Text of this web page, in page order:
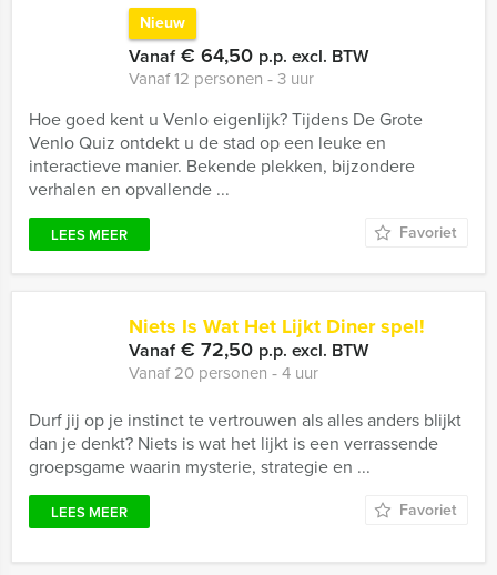
Nieuw
Vanaf€ 64,50 p.p. excl. BTW
Vanaf 12 personen ‐ 3 uur
Hoe goed kent u Venlo eigenlijk? Tijdens De Grote
Venlo Quiz ontdekt u de stad op een leuke en
interactieve manier. Bekende plekken, bijzondere
verhalen en opvallende ...
LEES MEER Favoriet
Niets Is Wat Het Lijkt Diner spel!
Vanaf€ 72,50 p.p. excl. BTW
Vanaf 20 personen ‐ 4 uur
Durf jij op je instinct te vertrouwen als alles anders blijkt
dan je denkt? Niets is wat het lijkt is een verrassende
groepsgame waarin mysterie, strategie en ...
LEES MEER Favoriet